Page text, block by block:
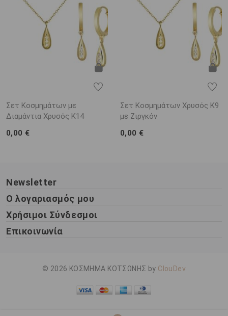
Σετ Κοσμημάτων με
Διαμάντια Χρυσός Κ14
0,00 €
Σετ Κοσμημάτων Χρυσός Κ9
με Ζιργκόν
0,00 €
Newsletter
Ο λογαριασμός μου
Χρήσιμοι Σύνδεσμοι
Επικοινωνία
© 2026 ΚΟΣΜΗΜΑ ΚΟΤΣΩΝΗΣ by ClouDev